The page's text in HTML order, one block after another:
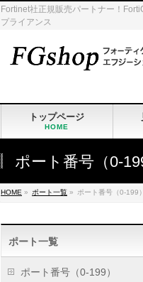
Fortinet社正規販売パートナー！
プライアンス
トップページ
HOME
ポート番号（0-
HOME » ポート一覧 » ポート番号（0-199）
ポート一覧
ポート番号（0-199）